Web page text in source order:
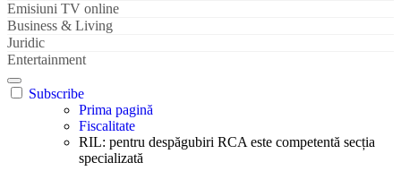
Emisiuni TV online
Business & Living
Juridic
Entertainment
Subscribe
Prima pagină
Fiscalitate
RIL: pentru despăgubiri RCA este competentă secția
specializată